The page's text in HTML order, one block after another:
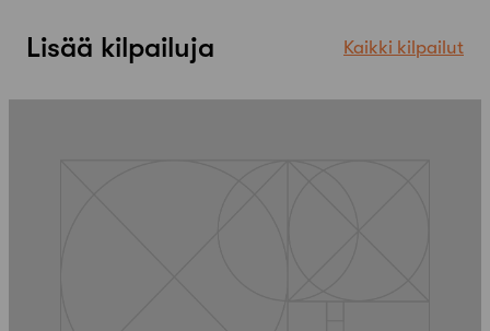
Lisää kilpailuja Kaikki kilpailut